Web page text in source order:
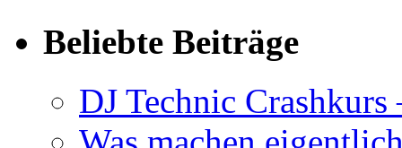
Beliebte Beiträge
DJ Technic